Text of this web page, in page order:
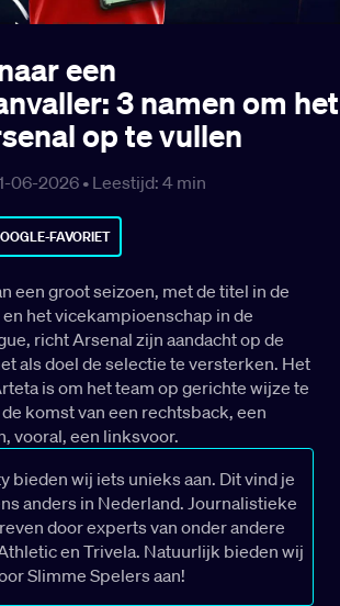
een
3 namen om het
op te vullen
06-2026 •Leestijd: 4 min
FAVORIET
een groot seizoen, met de titel in de
het vicekampioenschap in de
richt Arsenal zijn aandacht op de
als doel de selectie te versterken. Het
is om het team op gerichte wijze te
komst van een rechtsback, een
vooral, een linksvoor.
bieden wij iets unieks aan. Dit vind je
anders in Nederland. Journalistieke
door experts van onder andere
en Trivela. Natuurlijk bieden wij
Slimme Spelers aan!